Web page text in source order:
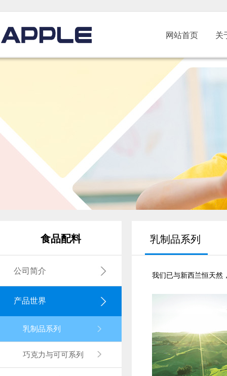
网站首页 关
食品配料 乳制品系列
公司简介
我们已与新西兰恒天然
产品世界
乳制品系列
巧克力与可可系列